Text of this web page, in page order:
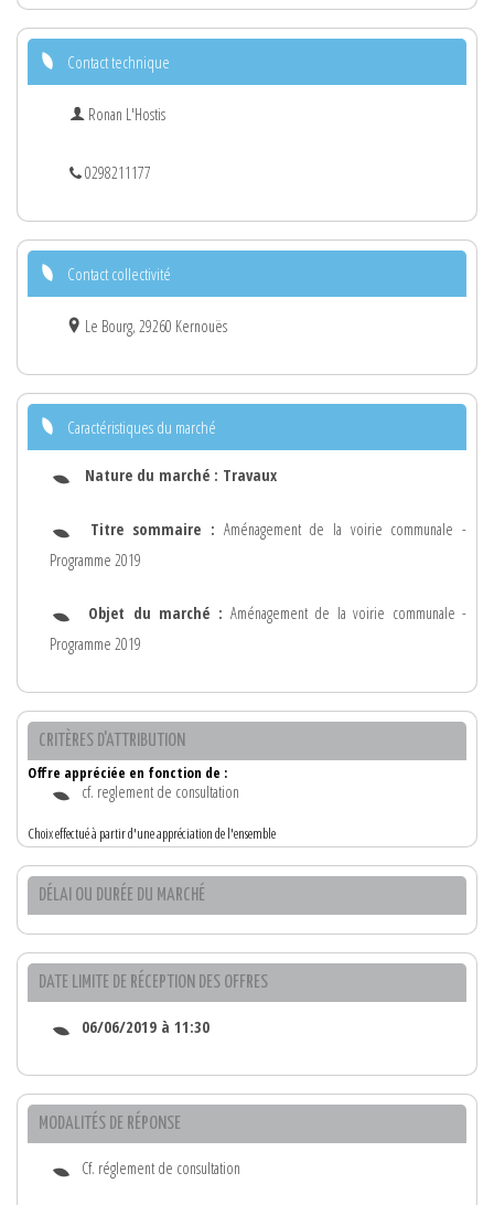
Contact technique
Ronan L'Hostis
0298211177
Contact collectivité
Le Bourg, 29260 Kernouës
Caractéristiques du marché
Nature du marché : Travaux
Titre sommaire : Aménagement de la voirie communale -
Programme 2019
Objet du marché :Aménagement de la voirie communale -
Programme 2019
CRITÈRES D'ATTRIBUTION
Offre appréciée en fonction de :
cf. reglement de consultation
Choix effectué à partir d'une appréciation de l'ensemble
DÉLAI OU DURÉE DU MARCHÉ
DATE LIMITE DE RÉCEPTION DES OFFRES
06/06/2019 à 11:30
MODALITÉS DE RÉPONSE
Cf. réglement de consultation